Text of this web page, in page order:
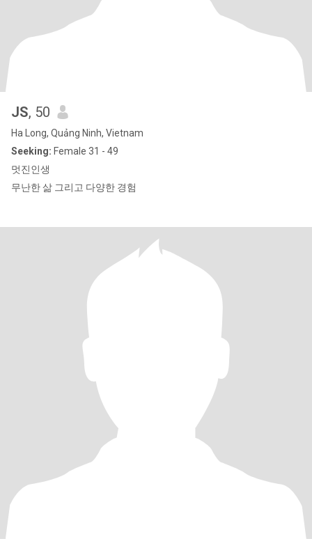
JS, 50
Ha Long, Quảng Ninh, Vietnam
Seeking: Female 31 - 49
멋진인생
무난한 삶 그리고 다양한 경험